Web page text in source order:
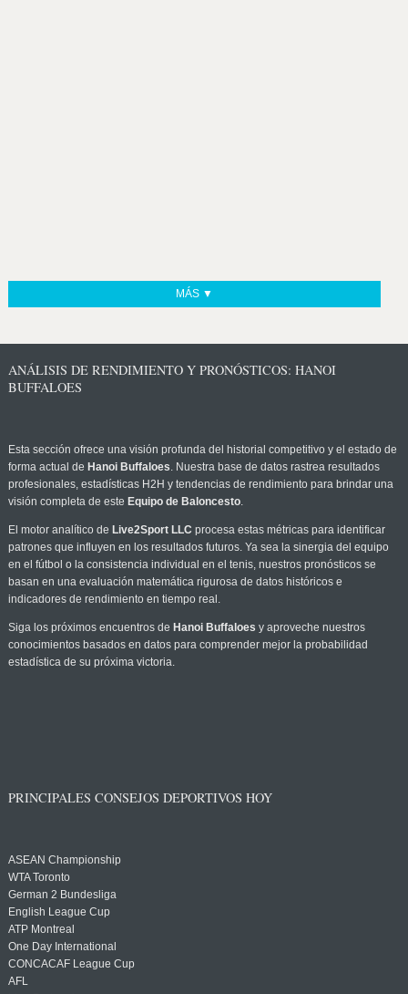
MÁS ▼
ANÁLISIS DE RENDIMIENTO Y PRONÓSTICOS: HANOI
BUFFALOES
Esta sección ofrece una visión profunda del historial competitivo y el estado de
forma actual de Hanoi Buffaloes. Nuestra base de datos rastrea resultados
profesionales, estadísticas H2H y tendencias de rendimiento para brindar una
visión completa de este Equipo de Baloncesto.
El motor analítico de Live2Sport LLC procesa estas métricas para identificar
patrones que influyen en los resultados futuros. Ya sea la sinergia del equipo
en el fútbol o la consistencia individual en el tenis, nuestros pronósticos se
basan en una evaluación matemática rigurosa de datos históricos e
indicadores de rendimiento en tiempo real.
Siga los próximos encuentros de Hanoi Buffaloes y aproveche nuestros
conocimientos basados en datos para comprender mejor la probabilidad
estadística de su próxima victoria.
PRINCIPALES CONSEJOS DEPORTIVOS HOY
ASEAN Championship
WTA Toronto
German 2 Bundesliga
English League Cup
ATP Montreal
One Day International
CONCACAF League Cup
AFL